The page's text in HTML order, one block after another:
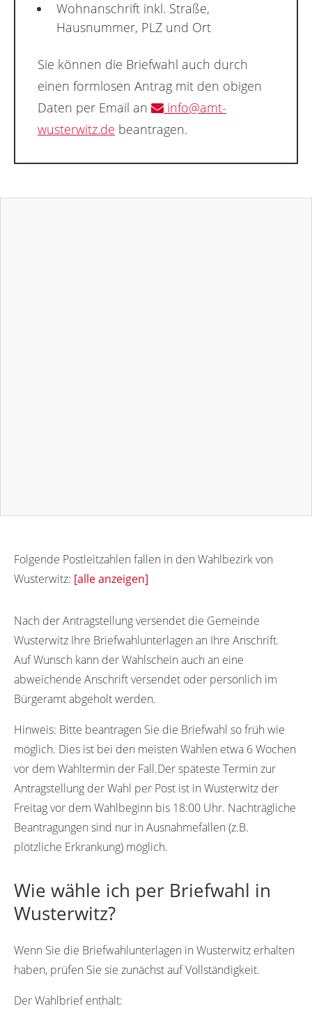
Wohnanschrift inkl. Straße,
Hausnummer, PLZ und Ort
Sie können die Briefwahl auch durch
einen formlosen Antrag mit den obigen
Daten per Email an
info@amt-
wusterwitz.de beantragen.
Folgende Postleitzahlen fallen in den Wahlbezirk von
Wusterwitz: [alle anzeigen]
Nach der Antragstellung versendet die Gemeinde
Wusterwitz Ihre Briefwahlunterlagen an Ihre Anschrift.
Auf Wunsch kann der Wahlschein auch an eine
abweichende Anschrift versendet oder persönlich im
Bürgeramt abgeholt werden.
Hinweis: Bitte beantragen Sie die Briefwahl so früh wie
möglich. Dies ist bei den meisten Wahlen etwa 6 Wochen
vor dem Wahltermin der Fall.Der späteste Termin zur
Antragstellung der Wahl per Post ist in Wusterwitz der
Freitag vor dem Wahlbeginn bis 18:00 Uhr. Nachträgliche
Beantragungen sind nur in Ausnahmefällen (z.B.
plötzliche Erkrankung) möglich.
Wie wähle ich per Briefwahl in
Wusterwitz?
Wenn Sie die Briefwahlunterlagen in Wusterwitz erhalten
haben, prüfen Sie sie zunächst auf Vollständigkeit.
Der Wahlbrief enthält: